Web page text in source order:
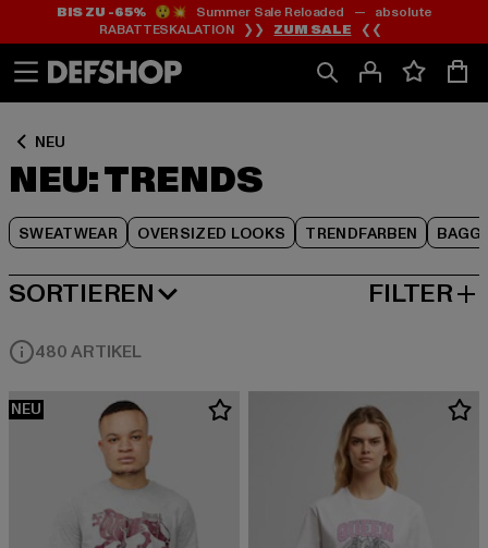
Zum
Inhalt
springen
Zum
Fußzeile
springen
BIS ZU -65%😲💥 Summer Sale Reloaded — absolute
RABATTESKALATION ❯❯ ZUM SALE ❮❮
NEU
NEU: TRENDS
SWEATWEAR OVERSIZED LOOKS TRENDFARBEN
Zum
Produktraster
springen
SORTIEREN
NEUESTE FILTER
480 ARTIKEL
NEU